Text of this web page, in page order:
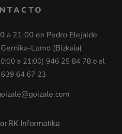
a 21:00 en Pedro Elejalde
Lumo (Bizkaia)
a 21:00) 946 25 84 78 o al
64 67 23
RK Informatika